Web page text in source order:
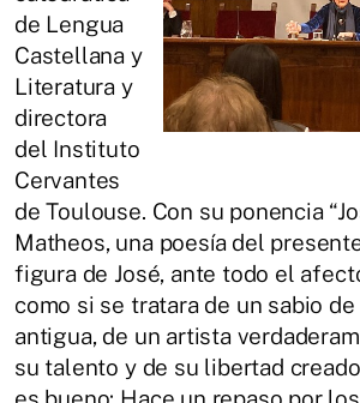
de Lengua
Castellana y
Literatura y
directora
del Instituto
Cervantes
de Toulouse. Con su ponencia
Matheos, una poesía del
figura de José, ante todo el
como si se tratara de un sabio de
antigua, de un artista
su talento y de su libertad